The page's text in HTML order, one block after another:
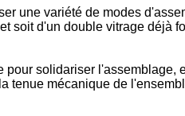
une variété de modes
soit d'un double vitrage déjà
solidariser l'assemblage,
tenue mécanique de